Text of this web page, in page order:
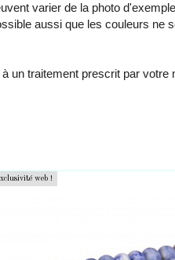
varier de la photo
aussi que les couleurs ne
un traitement prescrit par
web !